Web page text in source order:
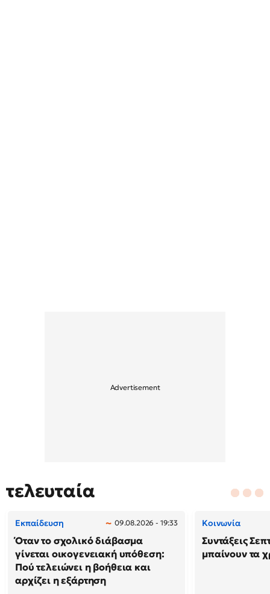
τελευταία
Εκπαίδευση 09.08.2026 - 19:33
Όταν το σχολικό διάβασμα
γίνεται οικογενειακή υπόθεση:
Πού τελειώνει η βοήθεια και
αρχίζει η εξάρτηση
Κοινωνία
Συντάξεις
μπαίνουν τα